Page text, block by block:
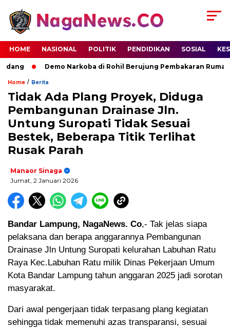
HOME NASIONAL POLITIK PENDIDIKAN SOSIAL
Demo Narkoba di Rohil Berujung Pembakaran Rumah
Home / Berita
Tidak Ada Plang Proyek, Diduga
Pembangunan Drainase Jln.
Untung Suropati Tidak Sesuai
Bestek, Beberapa Titik Terlihat
Rusak Parah
Manaor Sinaga
Jumat, 2 Januari 2026
Bandar Lampung, NagaNews. Co,- Tak jelas siapa
pelaksana dan berapa anggarannya Pembangunan
Drainase Jln Untung Suropati kelurahan Labuhan Ratu
Raya Kec.Labuhan Ratu milik Dinas Pekerjaan Umum
Kota Bandar Lampung tahun anggaran 2025 jadi sorotan
masyarakat.
Dari awal pengerjaan tidak terpasang plang kegiatan
sehingga tidak memenuhi azas transparansi, sesuai